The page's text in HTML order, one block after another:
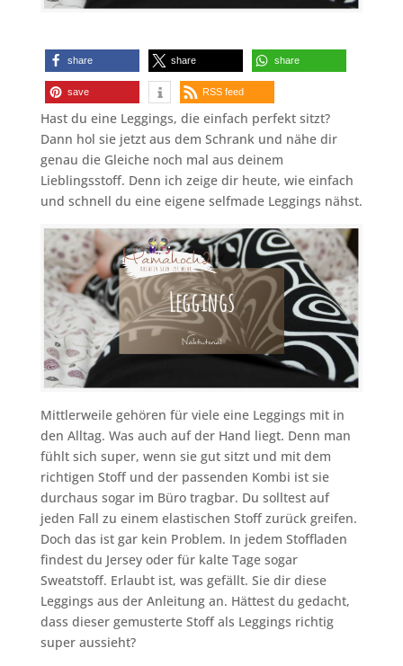
share share share
save RSS feed
Hast du eine Leggings, die einfach perfekt sitzt?
Dann hol sie jetzt aus dem Schrank und nähe dir
genau die Gleiche noch mal aus deinem
Lieblingsstoff. Denn ich zeige dir heute, wie einfach
und schnell du eine eigene selfmade Leggings nähst.
Mittlerweile gehören für viele eine Leggings mit in
den Alltag. Was auch auf der Hand liegt. Denn man
fühlt sich super, wenn sie gut sitzt und mit dem
richtigen Stoff und der passenden Kombi ist sie
durchaus sogar im Büro tragbar. Du solltest auf
jeden Fall zu einem elastischen Stoff zurück greifen.
Doch das ist gar kein Problem. In jedem Stoffladen
findest du Jersey oder für kalte Tage sogar
Sweatstoff. Erlaubt ist, was gefällt. Sie dir diese
Leggings aus der Anleitung an. Hättest du gedacht,
dass dieser gemusterte Stoff als Leggings richtig
super aussieht?